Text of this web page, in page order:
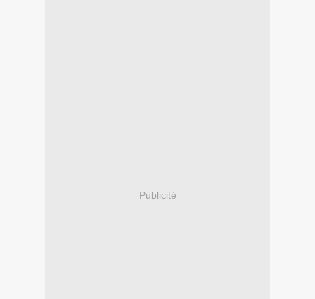
Publicité